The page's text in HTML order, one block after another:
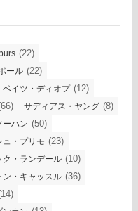
(22)
ール (22)
ベイツ・ディオプ(12)
サディアス・ヤング (8)
ーハン (50)
ュ・プリモ (23)
ク・ランデール (10)
ン・キャッスル (36)